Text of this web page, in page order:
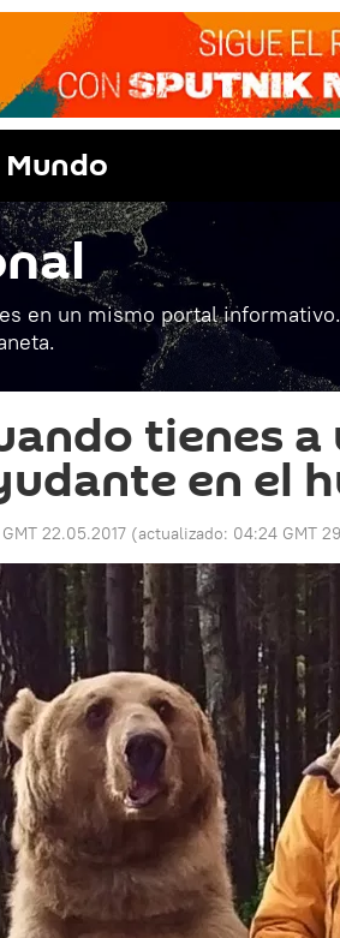
Mundo
en un mismo portal
tienes
en el
22.05.2017 (actualizado: 04:24 GMT